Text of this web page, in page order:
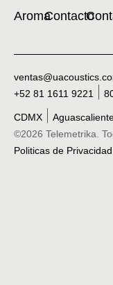
AromaContacto
©2026 Telemetrika.
+52 81 1611 9221
Politicas de Privacidad
CDMX